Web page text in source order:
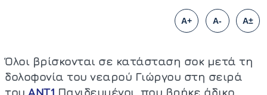
A+ A- A±
Όλοι βρίσκονται σε κατάσταση σοκ μετά τη
δολοφονία του νεαρού Γιώργου στη σειρά
του ΑΝΤ1 Παγιδευμένοι, που βρήκε άδικο